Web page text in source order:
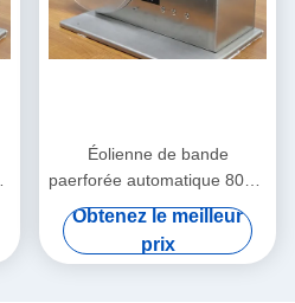
Éolienne de bande
paerforée automatique 80cm
x 45cm x 55cm
Obtenez le meilleur
prix